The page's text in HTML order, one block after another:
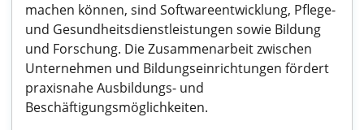
machen können, sind Softwareentwicklung, Pflege-
und Gesundheitsdienstleistungen sowie Bildung
und Forschung. Die Zusammenarbeit zwischen
Unternehmen und Bildungseinrichtungen fördert
praxisnahe Ausbildungs- und
Beschäftigungsmöglichkeiten.